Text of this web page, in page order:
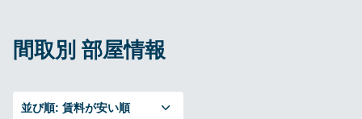
間取別 部屋情報
並び順: 賃料が安い順